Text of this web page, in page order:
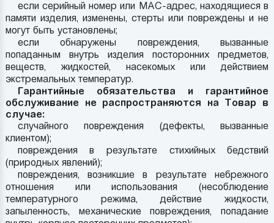
если серийный номер или MAC-адрес, находящиеся в
памяти изделия, изменены, стерты или повреждены и не
могут быть установлены;
если обнаружены повреждения, вызванные
попаданным внутрь изделия посторонних предметов,
веществ, жидкостей, насекомых или действием
экстремальных температур.
Гарантийные обязательства и гарантийное
обслуживание не распространяются на Товар в
случае:
случайного повреждения (дефекты, вызванные
клиентом);
повреждения в результате стихийных бедствий
(природных явлений);
повреждения, возникшие в результате небрежного
отношения или использования (несоблюдение
температурного режима, действие жидкости,
запыленность, механические повреждения, попадание